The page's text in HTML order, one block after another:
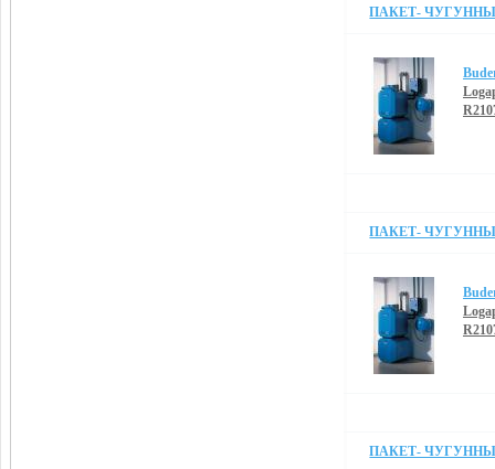
ПАКЕТ- ЧУГУННЫЙ
ПАКЕТ- ЧУГУННЫЙ
ПАКЕТ- ЧУГУННЫЙ